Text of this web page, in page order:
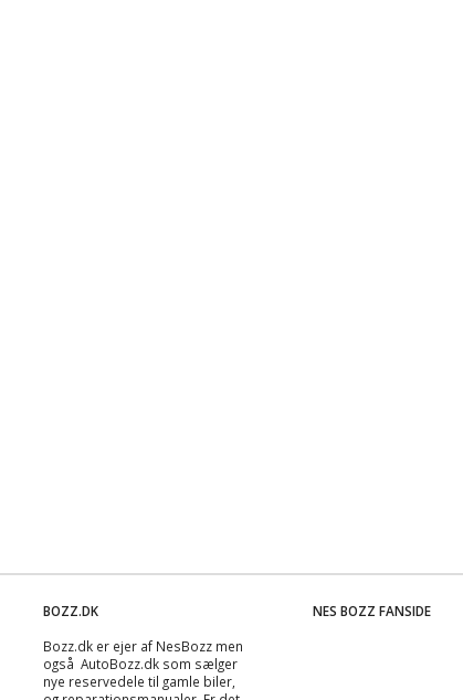
BOZZ.DK
Bozz.dk er ejer af NesBozz men
også AutoBozz.dk som sælger
nye reservedele til gamle biler,
NES BOZZ FANSIDE